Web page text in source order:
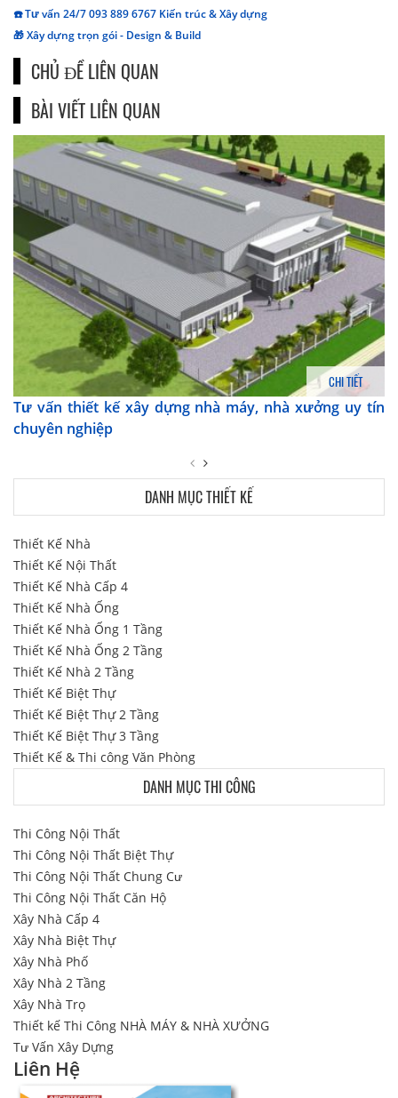
☎️ Tư vấn 24/7 093 889 6767 Kiến trúc & Xây dựng
🎁 Xây dựng trọn gói - Design & Build
CHỦ ĐỀ LIÊN QUAN
BÀI VIẾT LIÊN QUAN
CHI TIẾT
Tư vấn thiết kế xây dựng nhà máy, nhà xưởng uy tín
chuyên nghiệp
DANH MỤC THIẾT KẾ
Thiết Kế Nhà
Thiết Kế Nội Thất
Thiết Kế Nhà Cấp 4
Thiết Kế Nhà Ống
Thiết Kế Nhà Ống 1 Tầng
Thiết Kế Nhà Ống 2 Tầng
Thiết Kế Nhà 2 Tầng
Thiết Kế Biệt Thự
Thiết Kế Biệt Thự 2 Tầng
Thiết Kế Biệt Thự 3 Tầng
Thiết Kế & Thi công Văn Phòng
DANH MỤC THI CÔNG
Thi Công Nội Thất
Thi Công Nội Thất Biệt Thự
Thi Công Nội Thất Chung Cư
Thi Công Nội Thất Căn Hộ
Xây Nhà Cấp 4
Xây Nhà Biệt Thự
Xây Nhà Phố
Xây Nhà 2 Tầng
Xây Nhà Trọ
Thiết kế Thi Công NHÀ MÁY & NHÀ XƯỞNG
Tư Vấn Xây Dựng
Liên Hệ